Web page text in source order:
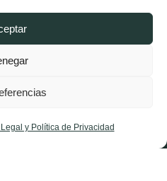
y Política de Privacidad